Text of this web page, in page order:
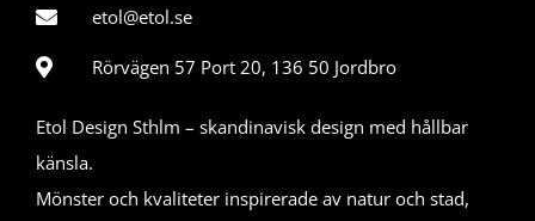
etol@etol.se
Rörvägen 57 Port 20, 136 50 Jordbro
Etol Design Sthlm – skandinavisk design med hållbar
känsla.
Mönster och kvaliteter inspirerade av natur och stad,